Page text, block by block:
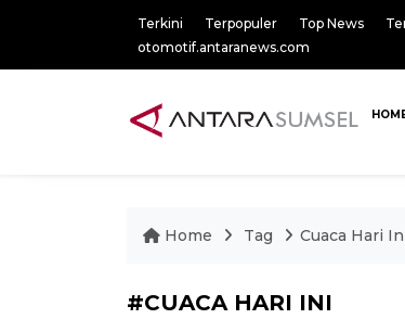
Terkini Terpopuler Top News
otomotif.antaranews.com
Home Tag Cuaca Hari
#CUACA HARI INI